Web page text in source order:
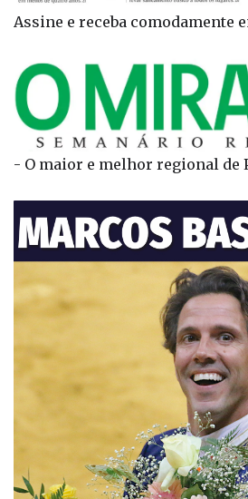
Assine e receba comodamente
- O maior e melhor regional de